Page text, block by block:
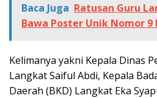
Baca Juga Ratusan Guru
Bawa Poster Unik Nomor 9
Kelimanya yakni Kepala Dinas
Langkat Saiful Abdi, Kepala
Daerah (BKD) Langkat Eka